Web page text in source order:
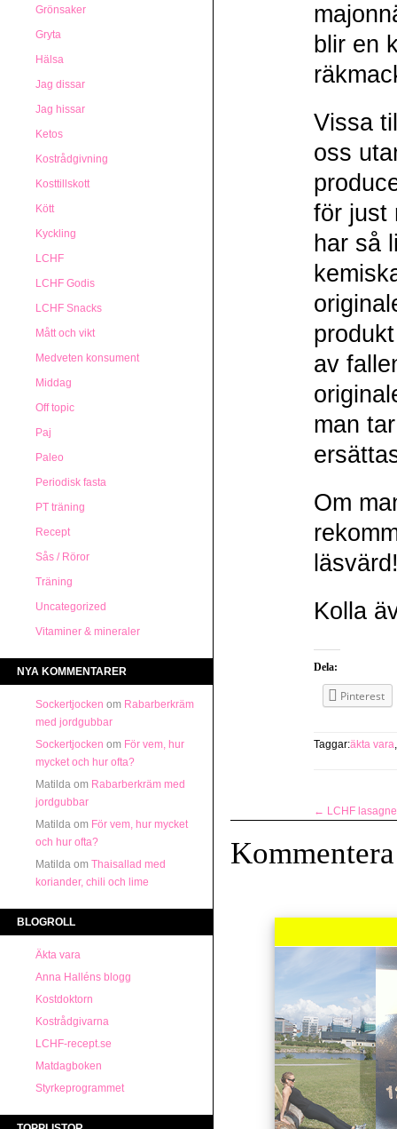
Grönsaker
Gryta
Hälsa
Jag dissar
Jag hissar
Ketos
Kostrådgivning
Kosttillskott
Kött
Kyckling
LCHF
LCHF Godis
LCHF Snacks
Mått och vikt
Medveten konsument
Middag
Off topic
Paj
Paleo
Periodisk fasta
PT träning
Recept
Sås / Röror
Träning
Uncategorized
Vitaminer & mineraler
NYA KOMMENTARER
Sockertjocken om Rabarberkräm
med jordgubbar
Sockertjocken om För vem, hur
mycket och hur ofta?
Matilda om Rabarberkräm med
jordgubbar
Matilda om För vem, hur mycket
och hur ofta?
Matilda om Thaisallad med
koriander, chili och lime
BLOGROLL
Äkta vara
Anna Halléns blogg
Kostdoktorn
Kostrådgivarna
LCHF-recept.se
Matdagboken
Styrkeprogrammet
blir en
Vissa
oss
för just
har så
av
man
Om
Kolla
Dela:
Pinterest
Taggar:äkta vara
← LCHF lasagne
Kommentera